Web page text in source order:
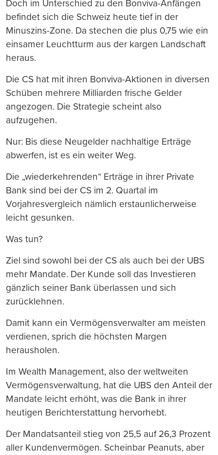
Doch im Unterschied zu den Bonviva-Anfängen
befindet sich die Schweiz heute tief in der
Minuszins-Zone. Da stechen die plus 0,75 wie ein
einsamer Leuchtturm aus der kargen Landschaft
heraus.
Die CS hat mit ihren Bonviva-Aktionen in diversen
Schüben mehrere Milliarden frische Gelder
angezogen. Die Strategie scheint also
aufzugehen.
Nur: Bis diese Neugelder nachhaltige Erträge
abwerfen, ist es ein weiter Weg.
Die „wiederkehrenden“ Erträge in ihrer Private
Bank sind bei der CS im 2. Quartal im
Vorjahresvergleich nämlich erstaunlicherweise
leicht gesunken.
Was tun?
Ziel sind sowohl bei der CS als auch bei der UBS
mehr Mandate. Der Kunde soll das Investieren
gänzlich seiner Bank überlassen und sich
zurücklehnen.
Damit kann ein Vermögensverwalter am meisten
verdienen, sprich die höchsten Margen
herausholen.
Im Wealth Management, also der weltweiten
Vermögensverwaltung, hat die UBS den Anteil der
Mandate leicht erhöht, was die Bank in ihrer
heutigen Berichterstattung hervorhebt.
Der Mandatsanteil stieg von 25,5 auf 26,3 Prozent
aller Kundenvermögen. Scheinbar Peanuts, aber